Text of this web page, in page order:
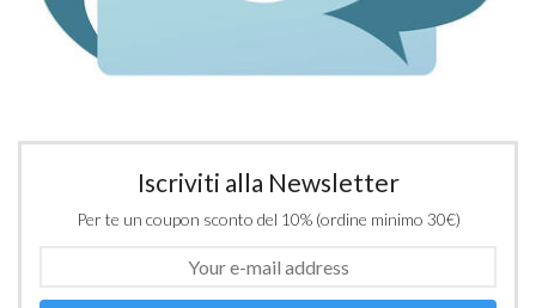
Iscriviti alla Newsletter
Per te un coupon sconto del 10% (ordine minimo 30€)